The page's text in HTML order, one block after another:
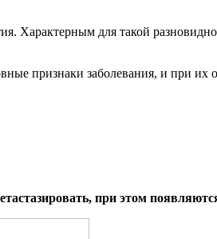
Характерным для такой
признаки заболевания, и при их
при этом